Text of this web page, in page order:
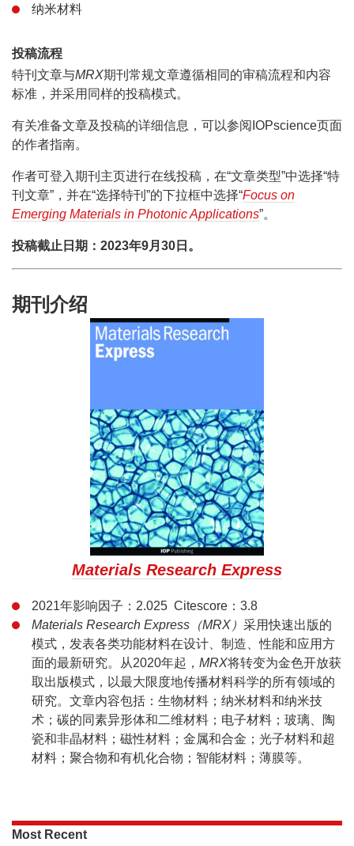
纳米材料
投稿流程
特刊文章与MRX期刊常规文章遵循相同的审稿流程和内容
标准，并采用同样的投稿模式。
有关准备文章及投稿的详细信息，可以参阅IOPscience页面
的作者指南。
作者可登入期刊主页进行在线投稿，在“文章类型”中选择“特
刊文章”，并在“选择特刊”的下拉框中选择“Focus on
Emerging Materials in Photonic Applications”。
投稿截止日期：2023年9月30日。
期刊介绍
Materials Research Express
2021年影响因子：2.025 Citescore：3.8
Materials Research Express（MRX） 采用快速出版的
模式，发表各类功能材料在设计、制造、性能和应用方
面的最新研究。从2020年起， MRX将转变为金色开放获
取出版模式，以最大限度地传播材料科学的所有领域的
研究。文章内容包括：生物材料；纳米材料和纳米技
术；碳的同素异形体和二维材料；电子材料；玻璃、陶
瓷和非晶材料；磁性材料；金属和合金；光子材料和超
材料；聚合物和有机化合物；智能材料；薄膜等。
Most Recent